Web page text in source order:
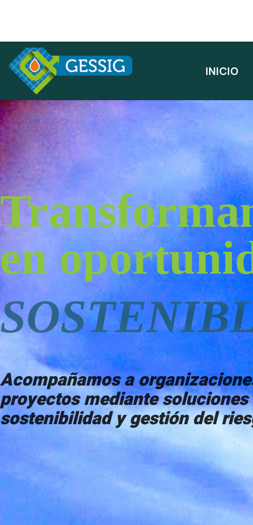
INICIO
en
Acompañamos a
proyectos mediante
sostenibilidad y gestión del